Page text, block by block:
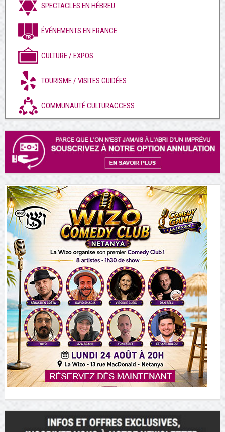
SPECTACLES EN HÉBREU
ÉVÉNEMENTS EN FRANCE
CULTURE / EXPOS
TOURISME / VISITES GUIDÉES
COMMUNAUTÉ CULTURACCESS